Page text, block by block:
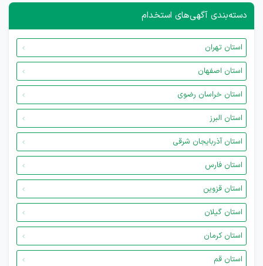
دسته‌بندی آگهی‌های استخدام
استان تهران
استان اصفهان
استان خراسان رضوی
استان البرز
استان آذربایجان شرقی
استان فارس
استان قزوین
استان گیلان
استان کرمان
استان قم